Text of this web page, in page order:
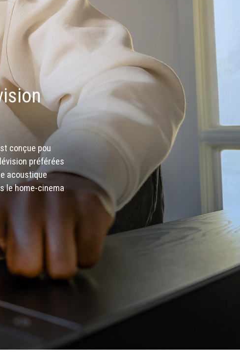
conçue pou
préférées
acoustique
le home-cinema